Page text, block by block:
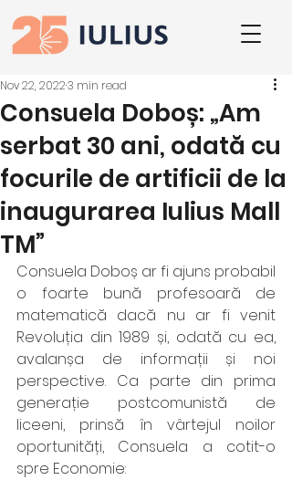
Consuela Doboș: „Am
serbat 30 ani, odată cu
focurile de artificii de la
inaugurarea Iulius Mall
TM”
Nov 22, 20223 min read
Consuela Doboș ar fi ajuns probabil
o foarte bună profesoară de
matematică dacă nu ar fi venit
Revoluția din 1989 și, odată cu ea,
avalanșa de informații și noi
perspective. Ca parte din prima
generație postcomunistă de
liceeni, prinsă în vârtejul noilor
oportunități, Consuela a cotit-o
spre Economie: